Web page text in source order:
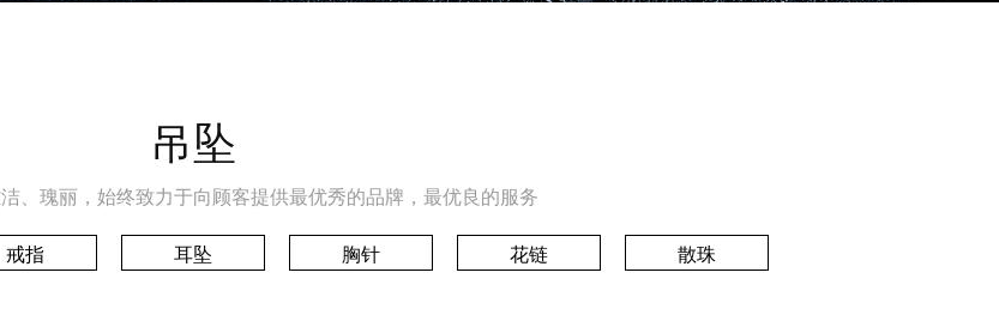
吊坠
、瑰丽，始终致力于向顾客提供最优秀的品牌，最优良的服务
戒指 耳坠 胸针 花链 散珠